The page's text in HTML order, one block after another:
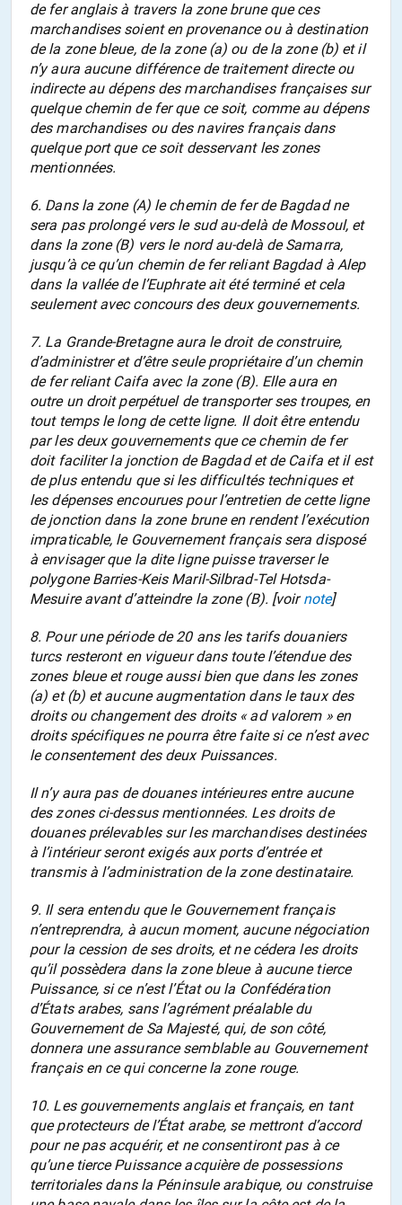
de fer anglais à travers la zone brune que ces
marchandises soient en provenance ou à destination
de la zone bleue, de la zone (a) ou de la zone (b) et il
n’y aura aucune différence de traitement directe ou
indirecte au dépens des marchandises françaises sur
quelque chemin de fer que ce soit, comme au dépens
des marchandises ou des navires français dans
quelque port que ce soit desservant les zones
mentionnées.
6. Dans la zone (A) le chemin de fer de Bagdad ne
sera pas prolongé vers le sud au-delà de Mossoul, et
dans la zone (B) vers le nord au-delà de Samarra,
jusqu’à ce qu’un chemin de fer reliant Bagdad à Alep
dans la vallée de l’Euphrate ait été terminé et cela
seulement avec concours des deux gouvernements.
7. La Grande-Bretagne aura le droit de construire,
d’administrer et d’être seule propriétaire d’un chemin
de fer reliant Caifa avec la zone (B). Elle aura en
outre un droit perpétuel de transporter ses troupes, en
tout temps le long de cette ligne. Il doit être entendu
par les deux gouvernements que ce chemin de fer
doit faciliter la jonction de Bagdad et de Caifa et il est
de plus entendu que si les difficultés techniques et
les dépenses encourues pour l’entretien de cette ligne
de jonction dans la zone brune en rendent l’exécution
impraticable, le Gouvernement français sera disposé
à envisager que la dite ligne puisse traverser le
polygone Barries-Keis Maril-Silbrad-Tel Hotsda-
Mesuire avant d’atteindre la zone (B). [voirnote]
8. Pour une période de 20 ans les tarifs douaniers
turcs resteront en vigueur dans toute l’étendue des
zones bleue et rouge aussi bien que dans les zones
(a) et (b) et aucune augmentation dans le taux des
droits ou changement des droits « ad valorem » en
droits spécifiques ne pourra être faite si ce n’est avec
le consentement des deux Puissances.
Il n’y aura pas de douanes intérieures entre aucune
des zones ci-dessus mentionnées. Les droits de
douanes prélevables sur les marchandises destinées
à l’intérieur seront exigés aux ports d’entrée et
transmis à l’administration de la zone destinataire.
9. Il sera entendu que le Gouvernement français
n’entreprendra, à aucun moment, aucune négociation
pour la cession de ses droits, et ne cédera les droits
qu’il possèdera dans la zone bleue à aucune tierce
Puissance, si ce n’est l’État ou la Confédération
d’États arabes, sans l’agrément préalable du
Gouvernement de Sa Majesté, qui, de son côté,
donnera une assurance semblable au Gouvernement
français en ce qui concerne la zone rouge.
10. Les gouvernements anglais et français, en tant
que protecteurs de l’État arabe, se mettront d’accord
pour ne pas acquérir, et ne consentiront pas à ce
qu’une tierce Puissance acquière de possessions
territoriales dans la Péninsule arabique, ou construise